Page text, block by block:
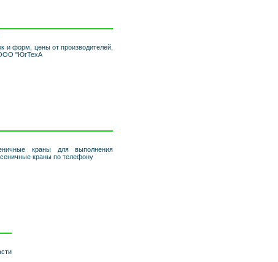
и форм, цены от производителей,
ООО "ЮгТехА
краны для выполнения
краны по телефону